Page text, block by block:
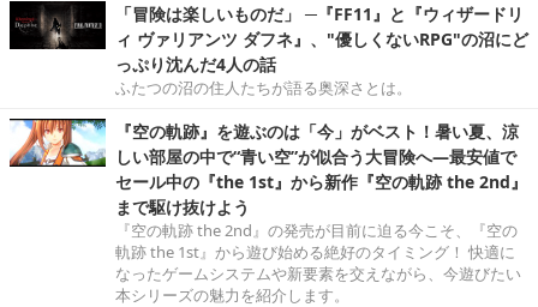
「冒険は楽しいものだ」 ─『FF11』と『ウィザードリ
ィ ヴァリアンツ ダフネ』、"優しくないRPG"の沼にど
っぷり沈んだ4人の話
ふたつの沼の住人たちが語る奥深さとは。
『空の軌跡』を遊ぶのは「今」がベスト！暑い夏、涼
しい部屋の中で“青い空”が似合う大冒険へ―最安値で
セール中の『the 1st』から新作『空の軌跡 the 2nd』
まで駆け抜けよう
『空の軌跡 the 2nd』の発売が目前に迫る今こそ、『空の
軌跡 the 1st』から遊び始める絶好のタイミング！ 快適に
なったゲームシステムや新要素を交えながら、今遊びたい
本シリーズの魅力を紹介します。